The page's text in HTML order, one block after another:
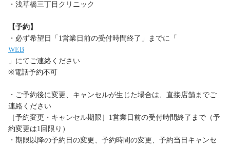
・浅草橋三丁目クリニック
【予約】
・必ず希望日「1営業日前の受付時間終了」までに「
WEB
」にてご連絡ください
※電話予約不可
・ご予約後に変更、キャンセルが生じた場合は、直接店舗までご
連絡ください
［予約変更・キャンセル期限］1営業日前の受付時間終了まで（予
約変更は1回限り）
・期限以降の予約日の変更、予約時間の変更、予約当日キャンセ